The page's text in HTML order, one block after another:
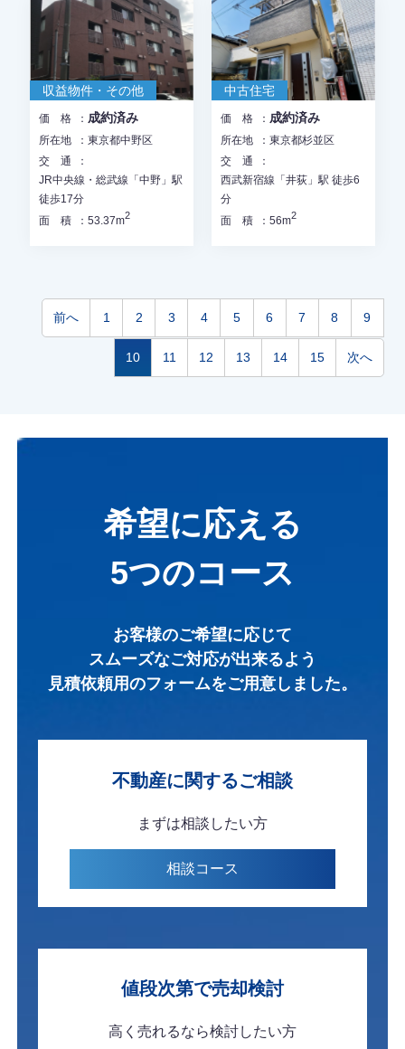
収益物件・その他
価格 成約済み
所在地
東京都中野区
交通
JR中央線・総武線「中野」駅
徒歩17分
面積 53.37m2
中古住宅
価格 成約済み
所在地
東京都杉並区
交通
西武新宿線「井荻」駅 徒歩6
分
面積 56m2
前へ 1 2 3 4 5 6 7 8 9
10 11 12 13 14 15 次へ
希望に応える
5つのコース
お客様のご希望に応じて
スムーズなご対応が出来るよう
見積依頼用のフォームをご用意しました。
不動産に関するご相談
まずは相談したい方
相談コース
値段次第で売却検討
高く売れるなら検討したい方